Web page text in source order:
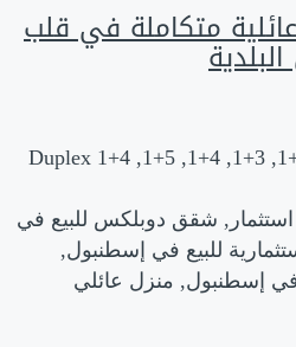
متكاملة في قلب
استثمار, شقق دوبلكس للبيع في
للبيع في إسطنبول,
في إسطنبول, منزل عائلي